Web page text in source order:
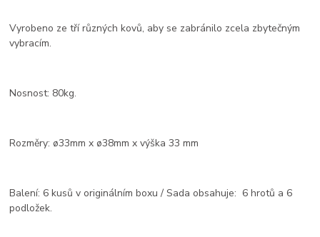
Vyrobeno ze tří různých kovů, aby se zabránilo zcela zbytečným
vybracím.
Nosnost: 80kg.
Rozměry: ø33mm x ø38mm x výška 33 mm
Balení: 6 kusů v originálním boxu / Sada obsahuje: 6 hrotů a 6
podložek.